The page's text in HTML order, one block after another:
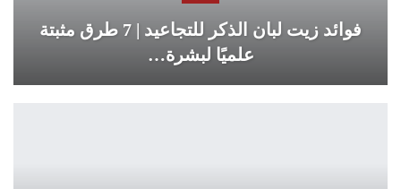
فوائد زيت لبان الذكر للتجاعيد | 7 طرق مثبتة
علميًا لبشرة…